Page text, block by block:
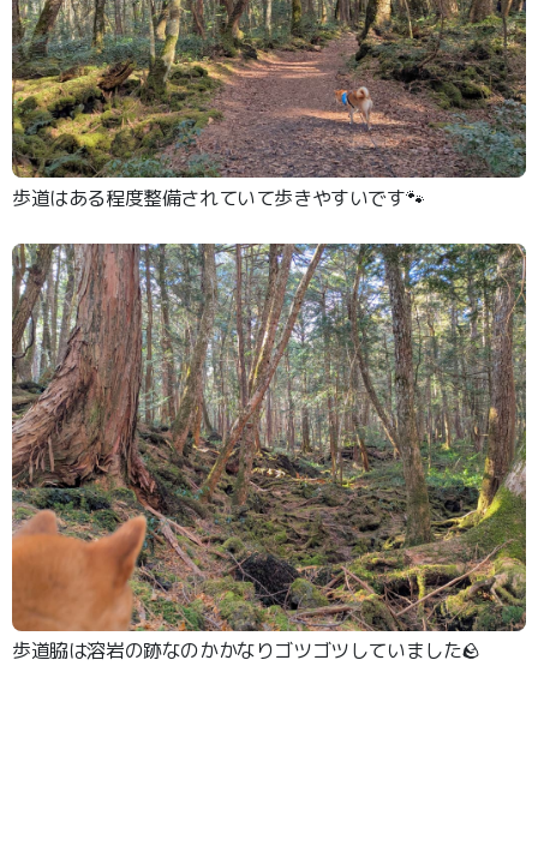
歩道はある程度整備されていて歩きやすいです🐾
歩道脇は溶岩の跡なのかかなりゴツゴツしていました🪨